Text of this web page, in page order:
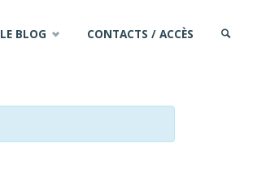
LE BLOG CONTACTS / ACCÈS